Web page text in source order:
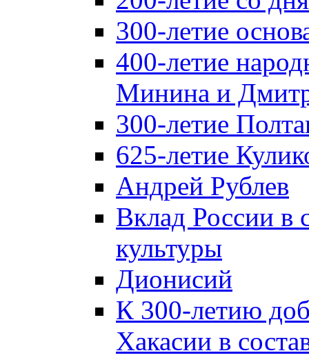
300-летие
400-летие
Минина и
300-летие
625-летие
Андрей Рублев
Вклад России в
культуры
Дионисий
К 300-летию
Хакасии в